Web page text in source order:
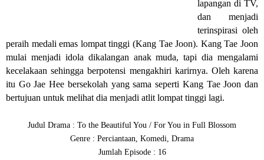
lapangan di TV,
dan menjadi
terinspirasi oleh
peraih medali emas lompat tinggi (Kang Tae Joon). Kang Tae Joon
mulai menjadi idola dikalangan anak muda, tapi dia mengalami
kecelakaan sehingga berpotensi mengakhiri karirnya. Oleh karena
itu Go Jae Hee bersekolah yang sama seperti Kang Tae Joon dan
bertujuan untuk melihat dia menjadi atlit lompat tinggi lagi.
Judul Drama : To the Beautiful You / For You in Full Blossom
Genre : Perciantaan, Komedi, Drama
Jumlah Episode : 16